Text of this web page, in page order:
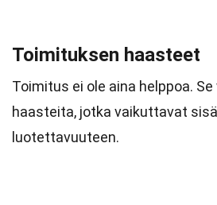
Toimituksen haasteet
Toimitus ei ole aina helppoa.
haasteita, jotka vaikuttavat
luotettavuuteen.